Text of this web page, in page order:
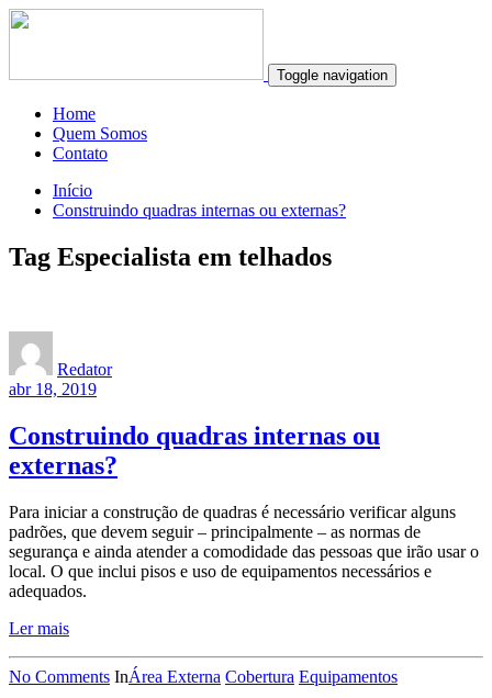
Toggle navigation
Home
Quem Somos
Contato
Início
Construindo quadras internas ou externas?
Tag Especialista em telhados
Redator
abr 18, 2019
Construindo quadras internas ou
externas?
Para iniciar a construção de quadras é necessário verificar alguns
padrões, que devem seguir – principalmente – as normas de
segurança e ainda atender a comodidade das pessoas que irão usar o
local. O que inclui pisos e uso de equipamentos necessários e
adequados.
Ler mais
No Comments InÁrea Externa Cobertura Equipamentos